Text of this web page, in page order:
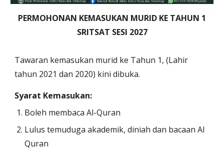
PERMOHONAN KEMASUKAN MURID KE TAHUN 1
SRITSAT SESI 2027
Tawaran kemasukan murid ke Tahun 1, (Lahir
tahun 2021 dan 2020) kini dibuka.
Syarat Kemasukan:
Boleh membaca Al-Quran
Lulus temuduga akademik, diniah dan bacaan Al
Quran